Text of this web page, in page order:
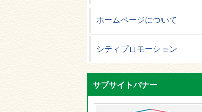
ホームページについて
シティプロモーション
サブサイトバナー